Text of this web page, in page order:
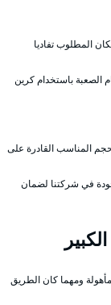
المطلوب تفاديا
الصعبة باستخدام كرين
المناسب القادرة على
في شركتنا لضمان
ومهما كان الطريق